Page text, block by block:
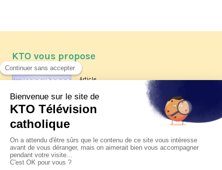
KTO vous propose
Article
Les reportages d'été 2026 de KTO
La visite pastorale du pape Léon
XIV à Assise à suivre sur KTO le
jeudi 6 août